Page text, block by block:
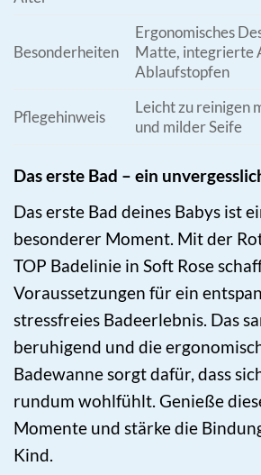
Besonderheiten
Ergonomisches
Matte, integrierte
Ablaufstopfen
Pflegehinweis
Leicht zu reinigen
und milder Seife
Das erste Bad – ein
Das erste Bad deines Babys ist
besonderer Moment. Mit der
TOP Badelinie in Soft Rose
Voraussetzungen für ein
stressfreies Badeerlebnis. Das
beruhigend und die
Badewanne sorgt dafür, dass
rundum wohlfühlt. Genieße
Momente und stärke die
Kind.